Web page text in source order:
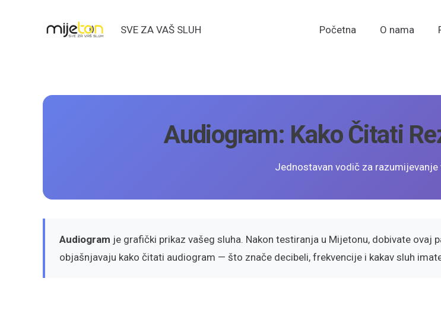
SVE ZA VAŠ SLUH Početna O nama
Audiogram: Kako Čitati
Jednostavan vodič za
Audiogram je grafički prikaz vašeg sluha. Nakon testiranja u Mijetonu, dobivate ovaj
objašnjavaju kako čitati audiogram — što znače decibeli, frekvencije i kakav sluh